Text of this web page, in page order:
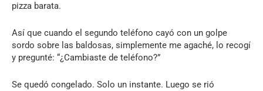
pizza barata.
Así que cuando el segundo teléfono cayó con un golpe
sordo sobre las baldosas, simplemente me agaché, lo recogí
y pregunté: “¿Cambiaste de teléfono?”
Se quedó congelado. Solo un instante. Luego se rió